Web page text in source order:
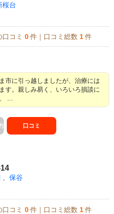
桜台
コミ 0 件｜口コミ総数 1 件
市に引っ越しましたが、治療には
す。親しみ易く、いろいろ損談に
...
口コミ
、 保谷
コミ 0 件｜口コミ総数 1 件